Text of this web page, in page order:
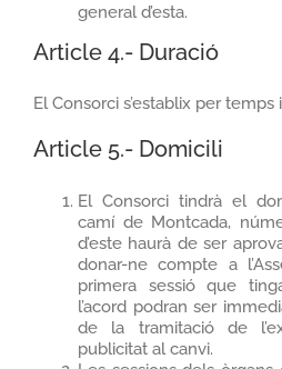
general d’esta.
Article 4.- Duració
El Consorci s’establix per temps
Article 5.- Domicili
El Consorci tindrà el
camí de Montcada,
d’este haurà de ser
donar-ne compte a
primera sessió que
l’acord podran ser
de la tramitació de
publicitat al canvi.